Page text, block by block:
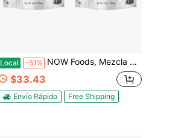
Local -51% NOW Foods, Mezcla de Frutos Secos de Energía Cruda, Mezcla sin Sal de Pasas, Nueces, Pecanas, Almendras, Semillas de Calabaza y Anacardos, Gran Sabor, Fuente de Hierro, Variante 2
$33.43
Envío Rápido Free Shipping